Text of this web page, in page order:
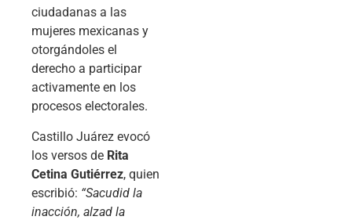
ciudadanas a las
mujeres mexicanas y
otorgándoles el
derecho a participar
activamente en los
procesos electorales.
Castillo Juárez evocó
los versos de Rita
Cetina Gutiérrez, quien
escribió: “Sacudid la
inacción, alzad la